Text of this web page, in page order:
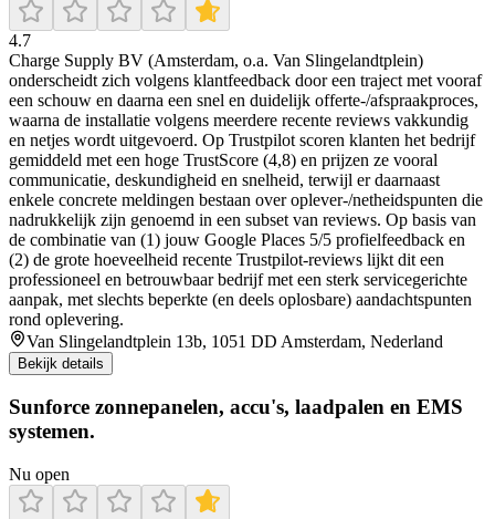
4.7
Charge Supply BV (Amsterdam, o.a. Van Slingelandtplein)
onderscheidt zich volgens klantfeedback door een traject met vooraf
een schouw en daarna een snel en duidelijk offerte-/afspraakproces,
waarna de installatie volgens meerdere recente reviews vakkundig
en netjes wordt uitgevoerd. Op Trustpilot scoren klanten het bedrijf
gemiddeld met een hoge TrustScore (4,8) en prijzen ze vooral
communicatie, deskundigheid en snelheid, terwijl er daarnaast
enkele concrete meldingen bestaan over oplever-/netheidspunten die
na­drukkelijk zijn genoemd in een subset van reviews. Op basis van
de combinatie van (1) jouw Google Places 5/5 profielfeedback en
(2) de grote hoeveelheid recente Trustpilot-reviews lijkt dit een
professioneel en betrouwbaar bedrijf met een sterk servicegerichte
aanpak, met slechts beperkte (en deels oplosbare) aandachtspunten
rond oplevering.
Van Slingelandtplein 13b, 1051 DD Amsterdam, Nederland
Bekijk details
Sunforce zonnepanelen, accu's, laadpalen en EMS
systemen.
Nu open